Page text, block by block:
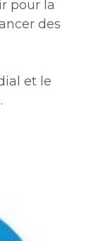
pour la
des
et le